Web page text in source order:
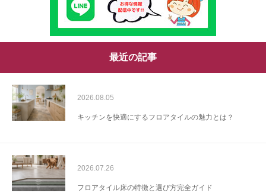
最近の記事
2026.08.05
キッチンを快適にするフロアタイルの魅力とは？
2026.07.26
フロアタイル床の特徴と選び方完全ガイド